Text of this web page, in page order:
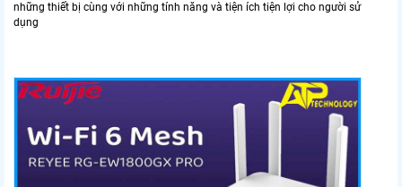
những thiết bị cùng với những tính năng và tiện ích tiện lợi cho người sử
dụng